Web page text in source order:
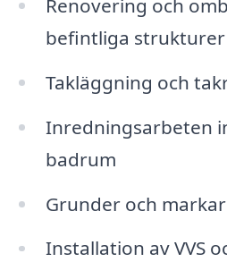
Renovering och
befintliga strukturer
Takläggning och
Inredningsarbeten
badrum
Grunder och
Installation av VVS